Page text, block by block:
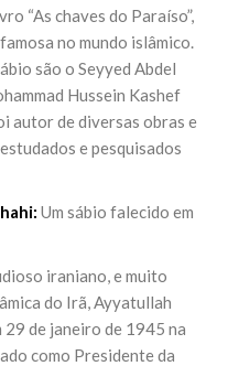
“As chaves do Paraíso”,
no mundo islâmico.
são o Seyyed Abdel
Hussein Kashef
autor de diversas obras e
e pesquisados
Um sábio falecido em
iraniano, e muito
do Irã, Ayyatullah
29 de janeiro de 1945 na
como Presidente da